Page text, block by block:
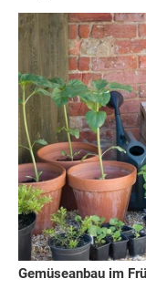
Gemüseanbau im